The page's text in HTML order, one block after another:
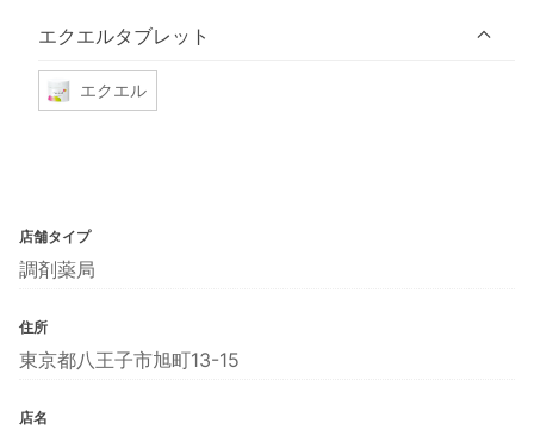
エクエルタブレット
エクエル
店舗タイプ
調剤薬局
住所
東京都八王子市旭町13-15
店名